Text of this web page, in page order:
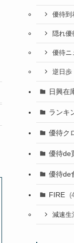
優待到
隠れ優
優待ニ
逆日歩
日興在
ランキ
優待ク
優待de
優待de
FIRE
減速生